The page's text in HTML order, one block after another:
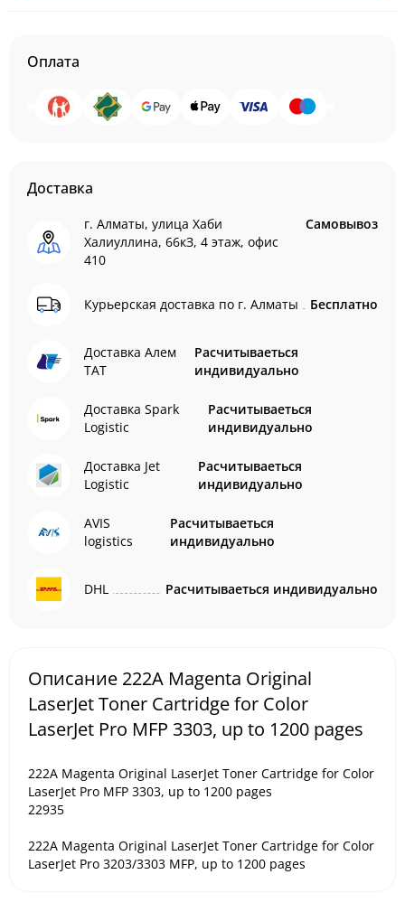
Оплата
Доставка
г. Алматы, улица Хаби
Халиуллина, 66кЗ, 4 этаж, офис
410
Самовывоз
Курьерская доставка по г. Алматы Бесплатно
Доставка Алем
ТАТ
Расчитываеться
индивидуально
Доставка Spark
Logistic
Расчитываеться
индивидуально
Доставка Jet
Logistic
Расчитываеться
индивидуально
AVIS
logistics
Расчитываеться
индивидуально
DHL Расчитываеться индивидуально
Описание 222A Magenta Original
LaserJet Toner Cartridge for Color
LaserJet Pro MFP 3303, up to 1200 pages
222A Magenta Original LaserJet Toner Cartridge for Color
LaserJet Pro MFP 3303, up to 1200 pages
22935
222A Magenta Original LaserJet Toner Cartridge for Color
LaserJet Pro 3203/3303 MFP, up to 1200 pages